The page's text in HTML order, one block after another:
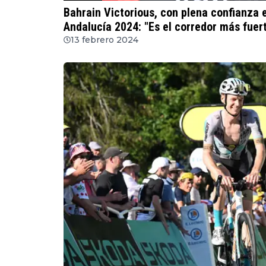
Bahrain Victorious, con plena confianza
Andalucía 2024: "Es el corredor más
13 febrero 2024